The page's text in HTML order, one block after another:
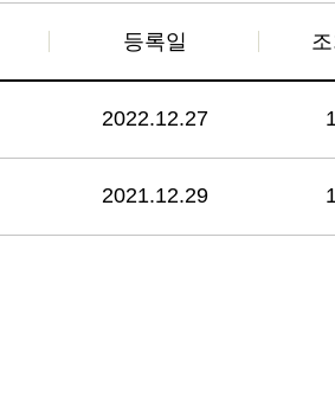
등록일
2022.12.27
2021.12.29